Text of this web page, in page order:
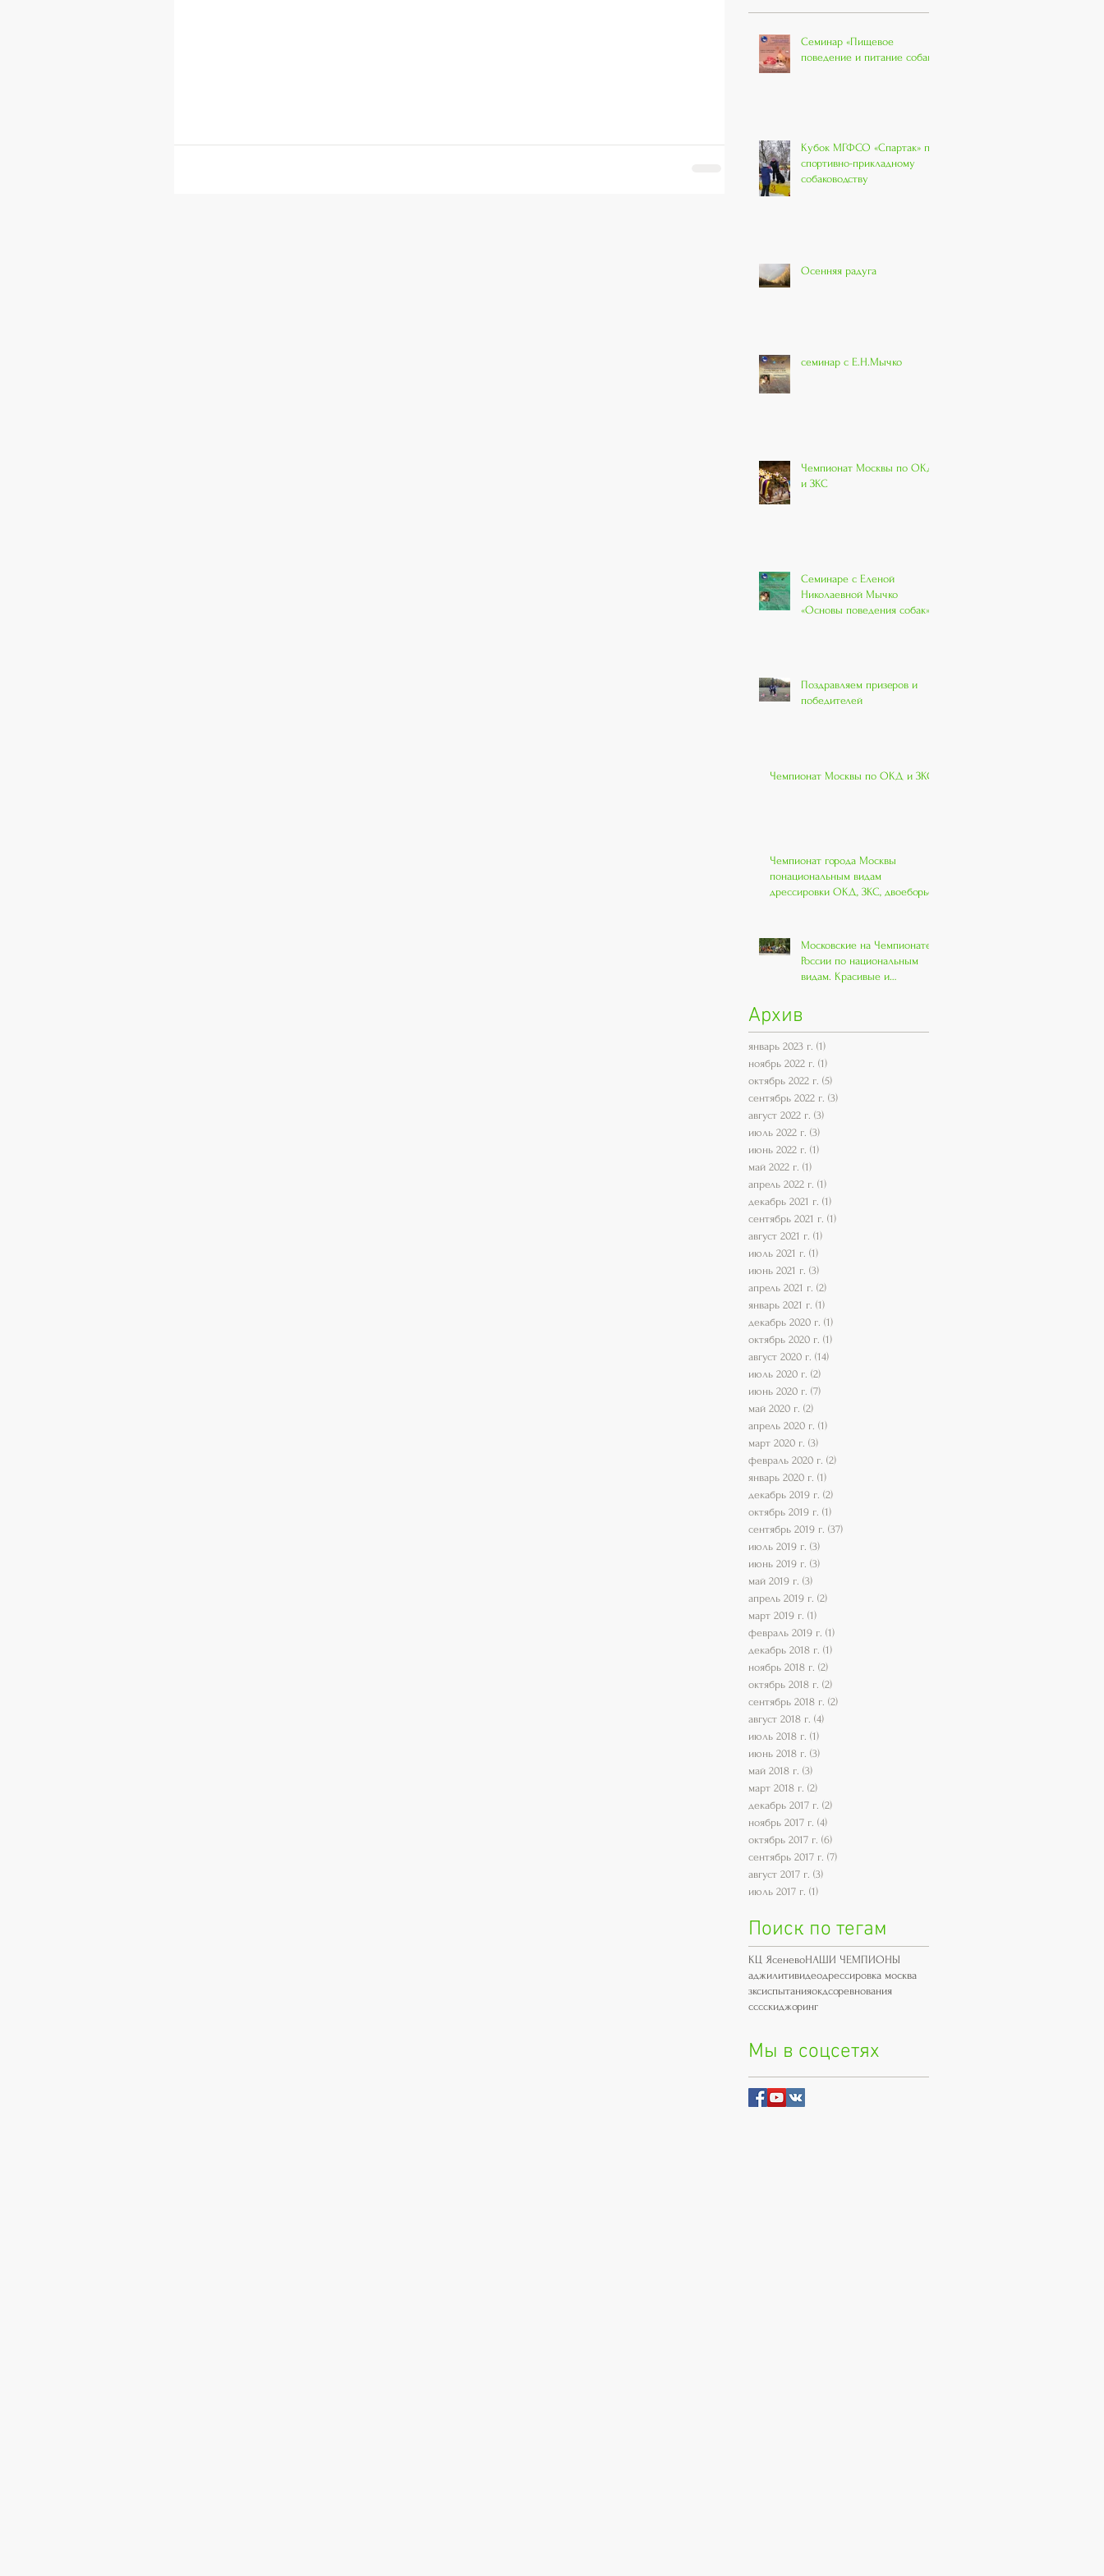
Семинар «Пищевое
поведение и питание собак»
Кубок МГФСО «Спартак» по
спортивно-прикладному
собаководству
Осенняя радуга
семинар с Е.Н.Мычко
Чемпионат Москвы по ОКД
и ЗКС
Семинаре с Еленой
Николаевной Мычко
«Основы поведения собак»
Поздравляем призеров и
победителей
Чемпионат Москвы по ОКД и ЗКС
Чемпионат города Москвы
понациональным видам
дрессировки ОКД, ЗКС, двоеборье.
Московские на Чемпионате
России по национальным
видам. Красивые и
Архив
январь 2023 г. (1)
ноябрь 2022 г. (1)
октябрь 2022 г. (5)
сентябрь 2022 г. (3)
август 2022 г. (3)
июль 2022 г. (3)
июнь 2022 г. (1)
май 2022 г. (1)
апрель 2022 г. (1)
декабрь 2021 г. (1)
сентябрь 2021 г. (1)
август 2021 г. (1)
июль 2021 г. (1)
июнь 2021 г. (3)
апрель 2021 г. (2)
январь 2021 г. (1)
декабрь 2020 г. (1)
октябрь 2020 г. (1)
август 2020 г. (14)
июль 2020 г. (2)
июнь 2020 г. (7)
май 2020 г. (2)
апрель 2020 г. (1)
март 2020 г. (3)
февраль 2020 г. (2)
январь 2020 г. (1)
декабрь 2019 г. (2)
октябрь 2019 г. (1)
сентябрь 2019 г. (37)
июль 2019 г. (3)
июнь 2019 г. (3)
май 2019 г. (3)
апрель 2019 г. (2)
март 2019 г. (1)
февраль 2019 г. (1)
декабрь 2018 г. (1)
ноябрь 2018 г. (2)
октябрь 2018 г. (2)
сентябрь 2018 г. (2)
август 2018 г. (4)
июль 2018 г. (1)
июнь 2018 г. (3)
май 2018 г. (3)
март 2018 г. (2)
декабрь 2017 г. (2)
ноябрь 2017 г. (4)
октябрь 2017 г. (6)
сентябрь 2017 г. (7)
август 2017 г. (3)
июль 2017 г. (1)
Поиск по тегам
КЦ ЯсеневоНАШИ ЧЕМПИОНЫ
аджилитивидеодрессировка москва
зксиспытанияокдсоревнования
сссскиджоринг
Мы в соцсетях